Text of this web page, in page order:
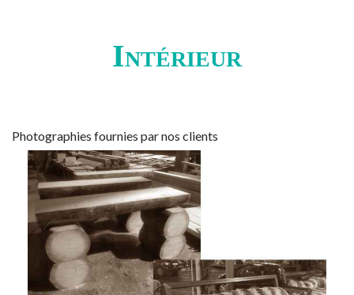
Intérieur
Photographies fournies par nos clients